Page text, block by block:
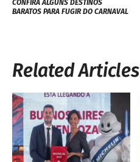
CONFIRA ALGUNS DESTINOS
BARATOS PARA FUGIR DO CARNAVAL
Related Articles